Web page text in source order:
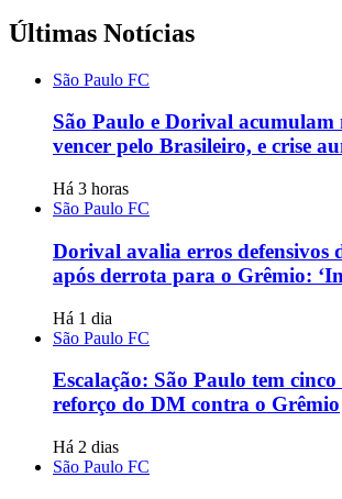
Últimas Notícias
São Paulo FC
São Paulo e Dorival acumulam
vencer pelo Brasileiro, e crise
Há 3 horas
São Paulo FC
Dorival avalia erros defensivos
após derrota para o Grêmio:
Há 1 dia
São Paulo FC
Escalação: São Paulo tem
reforço do DM contra o Grêmio
Há 2 dias
São Paulo FC